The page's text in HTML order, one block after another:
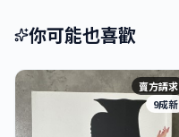
你可能也喜歡
賣方請求
9成新